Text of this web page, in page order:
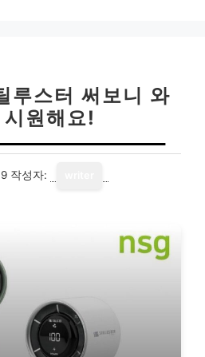
루스터 써보니 와
원해요!
작성자: